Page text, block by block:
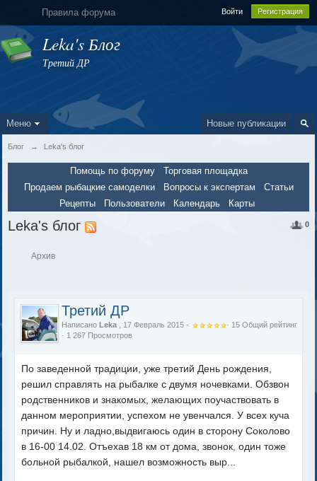
Правила форума Войти Регистрация
Leka's Блог
Третий ДР
Новые публикации
Меню
Блог → Leka's блог
Помощь по форуму
Торговая площадка
Продаем рыбацкие самоделки
Вопросы к экспертам
Статьи
Рецепты
Пользователи Календарь Карты
0
Leka's блог
Архив
Третий ДР
НаписаноLeka , 17 Февраль 2015 - · 15 Общий рейтинг
· 1 267 Просмотров
По заведенной традиции, уже третий День рождения,
решил справлять на рыбалке с двумя ночевками. Обзвон
родственников и знакомых, желающих поучаствовать в
данном мероприятии, успехом не увенчался. У всех куча
причин. Ну и ладно,выдвигаюсь один в сторону Соколово
в 16-00 14.02. Отъехав 18 км от дома, звонок, один тоже
больной рыбалкой, нашел возможность выр...